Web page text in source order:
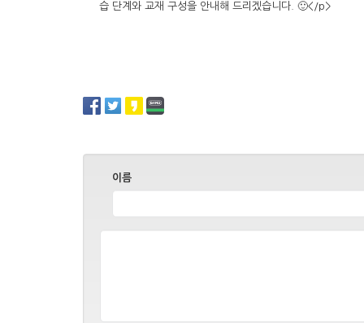
습 단계와 교재 구성을 안내해 드리겠습니다. 🙂</p>
이름